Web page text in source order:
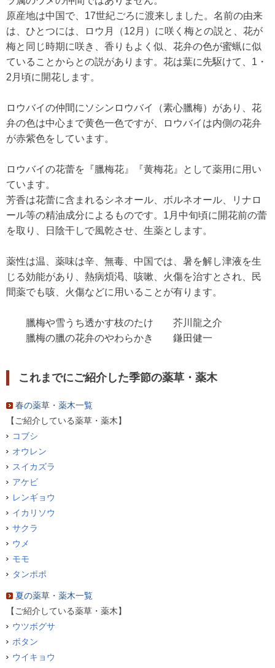
原産地は中国で、17世紀ごろに渡来しました。名前の由来
は、ひとつには、ロウ月（12月）に咲く梅との説と、花が
梅と同じ時期に咲き、香りもよく似、花弁の色が蜜蝋に似
ていることからとの説があります。花は葉に先駆けて、1・
2月頃に開花します。
ロウバイの仲間にソシンロウバイ（素心臘梅）があり、花
弁の色は中心まで黄色一色ですが、ロウバイは内側の花弁
が赤紫色をしています。
ロウバイの花蕾を『臘梅花』『黄梅花』として薬用に用い
ています。
芳香は花蕾に含まれるシネオール、ボルネオール、リナロ
ール等の精油成分によるものです。1月中旬頃に開花前の蕾
を取り、日陰干しで風乾させ、生薬とします。
薬性は温、薬味は辛、無毒、中国では、暑を解し津液を生
じる効能があり、熱病煩渇、咳嗽、火傷を治すとされ、民
間薬でも咳、火傷などに用いることが有ります。
臘梅や雪うち透かす枝のたけ 芥川龍之介
臘梅の臘の花弁のやわらかき 鎌田健一
これまでにご紹介した季節の薬草・薬木
春の薬草・薬木一覧
【ご紹介している薬草・薬木】
コブシ
オウレン
スイカズラ
アケビ
レンギョウ
イカリソウ
サクラ
ウメ
モモ
タンポポ
夏の薬草・薬木一覧
【ご紹介している薬草・薬木】
ウツボグサ
ボタン
ウイキョウ